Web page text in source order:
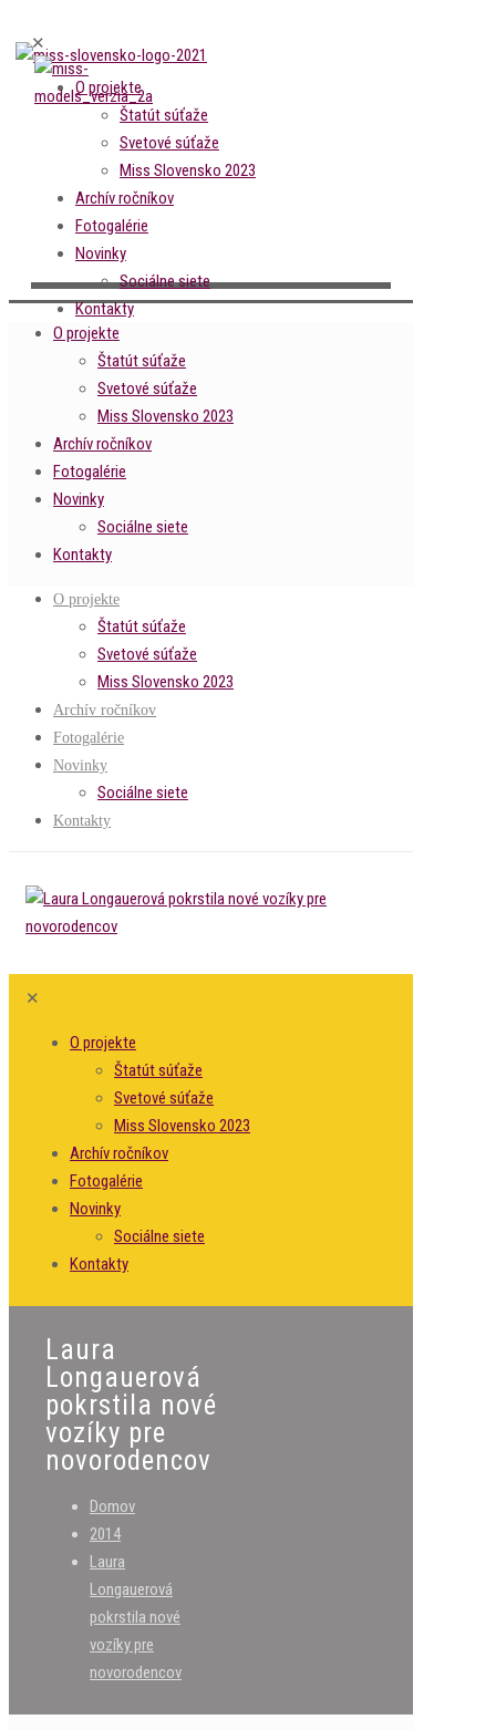
✕
O projekte
Štatút súťaže
Svetové súťaže
Miss Slovensko 2023
Archív ročníkov
Fotogalérie
Novinky
Sociálne siete
Kontakty
O projekte
Štatút súťaže
Svetové súťaže
Miss Slovensko 2023
Archív ročníkov
Fotogalérie
Novinky
Sociálne siete
Kontakty
O projekte
Štatút súťaže
Svetové súťaže
Miss Slovensko 2023
Archív ročníkov
Fotogalérie
Novinky
Sociálne siete
Kontakty
✕
O projekte
Štatút súťaže
Svetové súťaže
Miss Slovensko 2023
Archív ročníkov
Fotogalérie
Novinky
Sociálne siete
Kontakty
Laura
Longauerová
pokrstila nové
vozíky pre
novorodencov
Domov
2014
Laura
Longauerová
pokrstila nové
vozíky pre
novorodencov